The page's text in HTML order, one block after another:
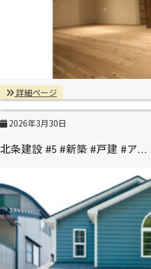
詳細ページ
2026年3月30日
北条建設 #5 #新築 #戸建 #ア…